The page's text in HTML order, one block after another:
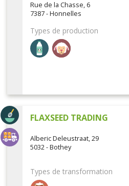
Rue de la Chasse, 6
7387 - Honnelles
Types de production
FLAXSEED TRADING
Alberic Deleustraat, 29
5032 - Bothey
Types de transformation